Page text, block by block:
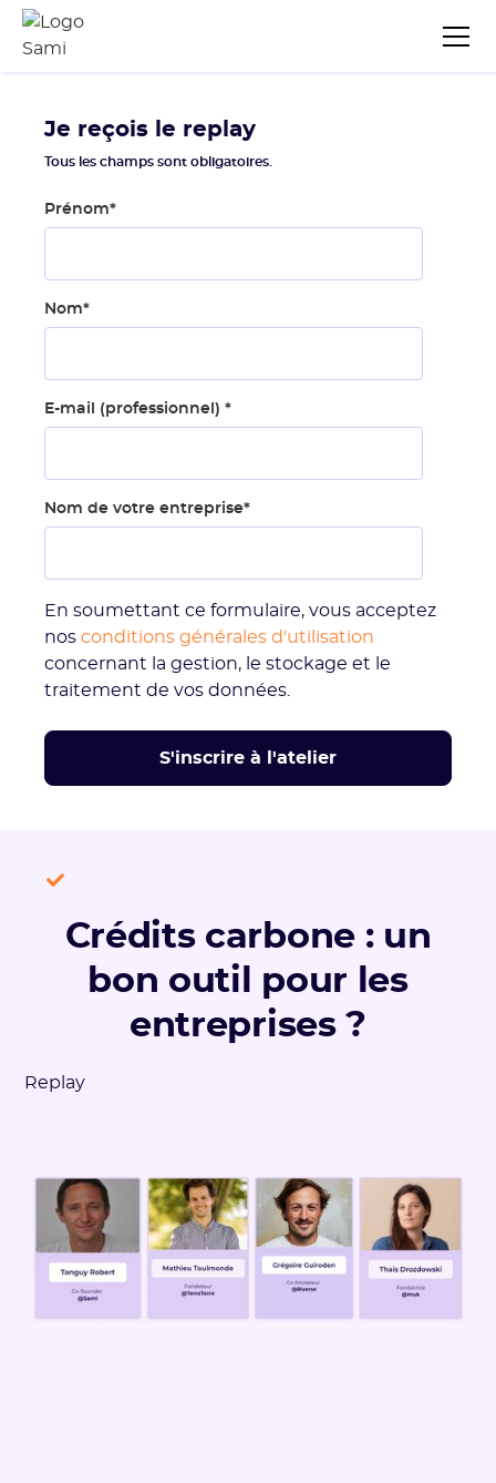
Crédits carbone : un
bon outil pour les
entreprises ?
Replay
Je reçois le replay
Tous les champs sont obligatoires.
Prénom*
Nom*
E-mail (professionnel) *
Nom de votre entreprise*
En soumettant ce formulaire, vous acceptez
nos conditions générales d'utilisation
concernant la gestion, le stockage et le
traitement de vos données.